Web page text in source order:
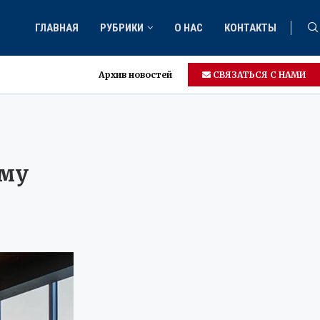
ГЛАВНАЯ РУБРИКИ О НАС КОНТАКТЫ
Архив новостей СВЯЗАТЬСЯ С НАМИ